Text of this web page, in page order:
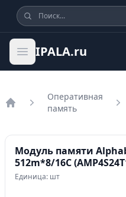
IPALA.ru
Оперативная
память
Модуль памяти
512m*8/16C
Единица: шт